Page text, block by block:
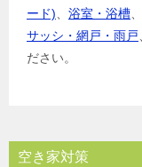
ード)
浴室・浴槽
サッシ・網戸・雨戸
ださい。
空き家対策